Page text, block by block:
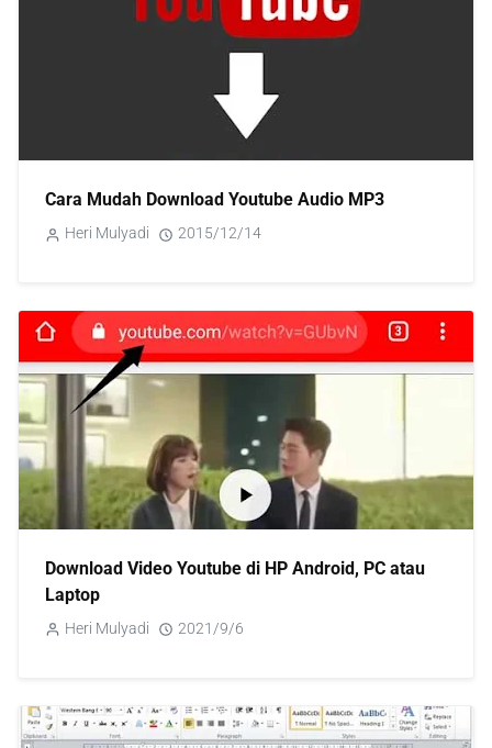
Cara Mudah Download Youtube Audio MP3
Heri Mulyadi 2015/12/14
Download Video Youtube di HP Android, PC atau
Laptop
Heri Mulyadi 2021/9/6